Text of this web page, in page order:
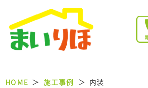
HOME 施工事例 内装